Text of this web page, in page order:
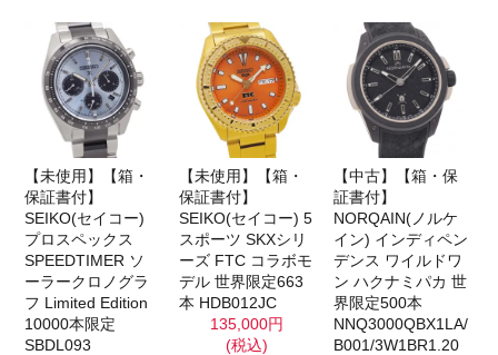
【未使用】【箱・
保証書付】
SEIKO(セイコー)
プロスペックス
SPEEDTIMER ソ
ーラークロノグラ
フ Limited Edition
10000本限定
SBDL093
【未使用】【箱・
保証書付】
SEIKO(セイコー) 5
スポーツ SKXシリ
ーズ FTC コラボモ
デル 世界限定663
本 HDB012JC
135,000円
(税込)
【中古】【箱・保
証書付】
NORQAIN(ノルケ
イン) インディペン
デンス ワイルドワ
ン ハクナミパカ 世
界限定500本
NNQ3000QBX1LA/
B001/3W1BR1.20